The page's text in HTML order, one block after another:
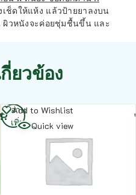
ช็ดให้แห้ง แล้วป้ายยาลงบน
ผิวหนังจะค่อยชุ่มชื้นขึ้น และ
ยวข้อง
Add to Wishlist
Quick view
อ่าน
เพิ่ม